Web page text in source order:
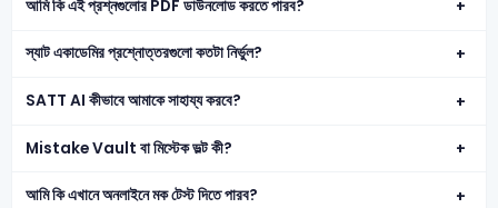
আমি কি এই প্রশ্নগুলোর PDF ডাউনলোড করতে পারব?
স্যাট একাডেমির প্রশ্নোত্তরগুলো কতটা নির্ভুল?
SATT AI কীভাবে আমাকে সাহায্য করবে?
Mistake Vault বা মিস্টেক ভল্ট কী?
আমি কি এখানে অনলাইনে মক টেস্ট দিতে পারব?